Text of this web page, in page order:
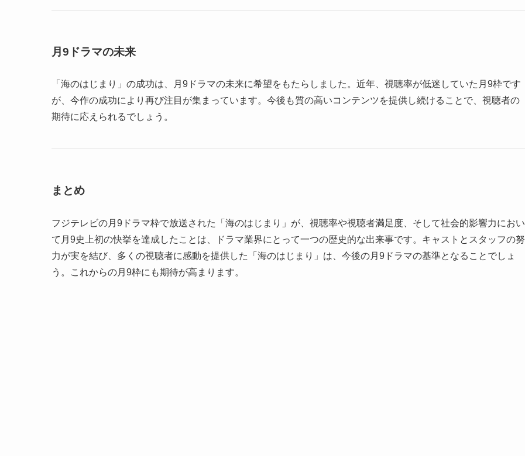
月9ドラマの未来
「海のはじまり」の成功は、月9ドラマの未来に希望をもたらしました。近年、視聴率が低迷していた月9枠です
が、今作の成功により再び注目が集まっています。今後も質の高いコンテンツを提供し続けることで、視聴者の
期待に応えられるでしょう。
まとめ
フジテレビの月9ドラマ枠で放送された「海のはじまり」が、視聴率や視聴者満足度、そして社会的影響力におい
て月9史上初の快挙を達成したことは、ドラマ業界にとって一つの歴史的な出来事です。キャストとスタッフの努
力が実を結び、多くの視聴者に感動を提供した「海のはじまり」は、今後の月9ドラマの基準となることでしょ
う。これからの月9枠にも期待が高まります。